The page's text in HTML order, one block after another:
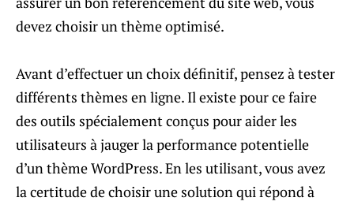
devez choisir un thème optimisé.
Avant d’effectuer un choix définitif, pensez à tester
différents thèmes en ligne. Il existe pour ce faire
des outils spécialement conçus pour aider les
utilisateurs à jauger la performance potentielle
d’un thème WordPress. En les utilisant, vous avez
la certitude de choisir une solution qui répond à